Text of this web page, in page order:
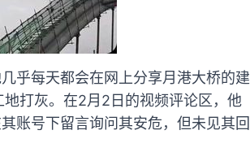
乎每天都会在网上分享月港大桥的建
打灰。在2月2日的视频评论区，他
账号下留言询问其安危，但未见其回